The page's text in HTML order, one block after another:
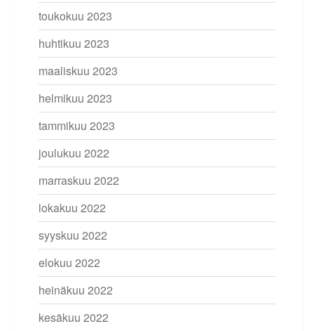
toukokuu 2023
huhtikuu 2023
maaliskuu 2023
helmikuu 2023
tammikuu 2023
joulukuu 2022
marraskuu 2022
lokakuu 2022
syyskuu 2022
elokuu 2022
heinäkuu 2022
kesäkuu 2022